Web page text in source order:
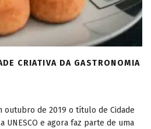
CRIATIVA DA GASTRONOMIA
outubro de 2019 o título de Cidade
UNESCO e agora faz parte de uma